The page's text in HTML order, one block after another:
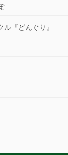
『どんぐり』